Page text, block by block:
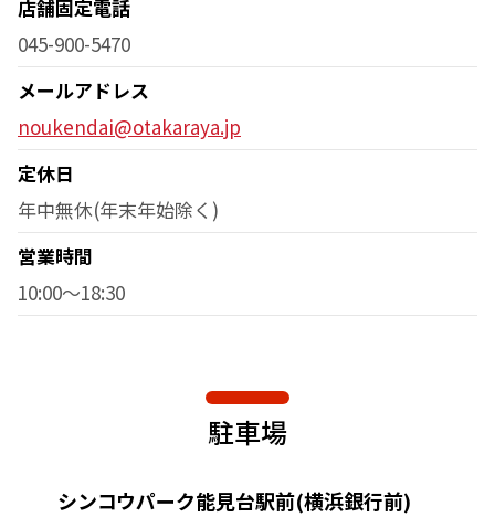
店舗固定電話
045-900-5470
メールアドレス
noukendai@otakaraya.jp
定休日
年中無休(年末年始除く)
営業時間
10:00～18:30
駐車場
シンコウパーク能見台駅前(横浜銀行前)